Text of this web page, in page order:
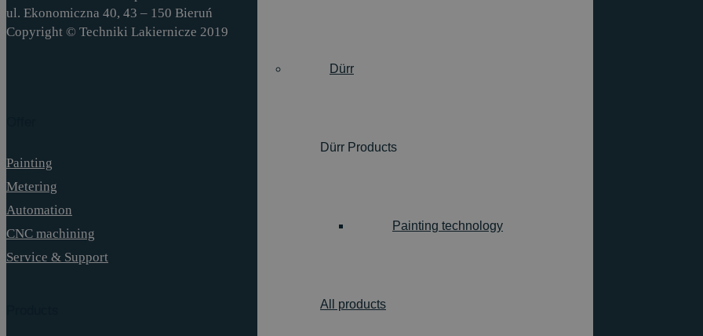
Dürr
Dürr Products
Painting technology
All products
ul. Ekonomiczna 40, 43 – 150 Bieruń
Copyright © Techniki Lakiernicze 2019
Painting
Metering
Automation
CNC machining
Service & Support